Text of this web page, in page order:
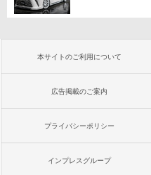
本サイトのご利用について
広告掲載のご案内
プライバシーポリシー
インプレスグループ